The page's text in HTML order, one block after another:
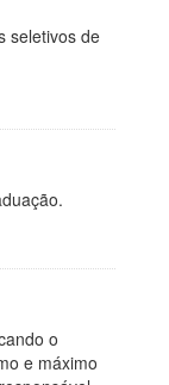
seletivos de
o
e máximo